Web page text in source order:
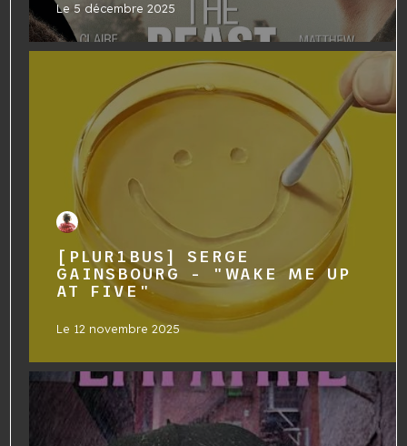
Le 5 décembre 2025
[PLUR1BUS] SERGE
GAINSBOURG - "WAKE ME UP
AT FIVE"
Le 12 novembre 2025